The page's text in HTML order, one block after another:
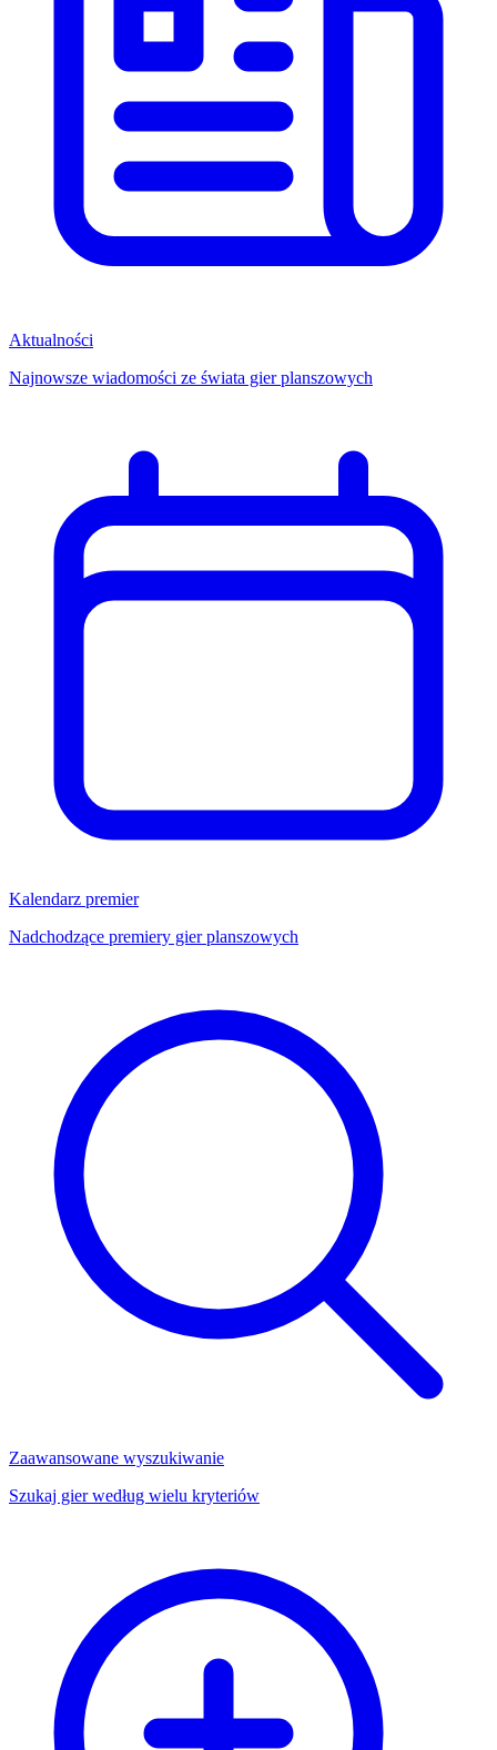
Aktualności
Najnowsze wiadomości ze świata gier planszowych
Kalendarz premier
Nadchodzące premiery gier planszowych
Zaawansowane wyszukiwanie
Szukaj gier według wielu kryteriów